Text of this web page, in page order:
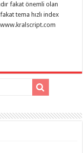
fakat önemli olan
tema hızlı index
www.kralscript.com